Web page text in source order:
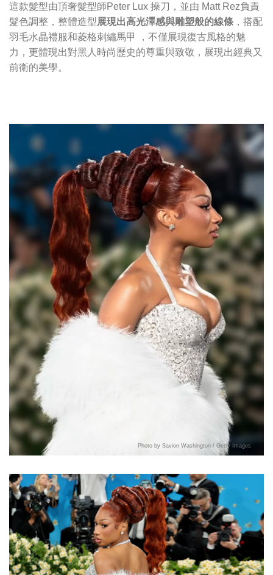
這款髮型由頂奢髮型師Peter Lux 操刀，並由 Matt Rez負責
髮色調整，整體造型展現出高光澤感與雕塑般的線條 ，搭配
羽毛水晶禮服和菱格刺繡馬甲 ，不僅展現復古風格的魅
力，更體現出對黑人時尚歷史的尊重與致敬，展現出經典又
前衛的美學。
Photo by Savion Washington / Getty Images